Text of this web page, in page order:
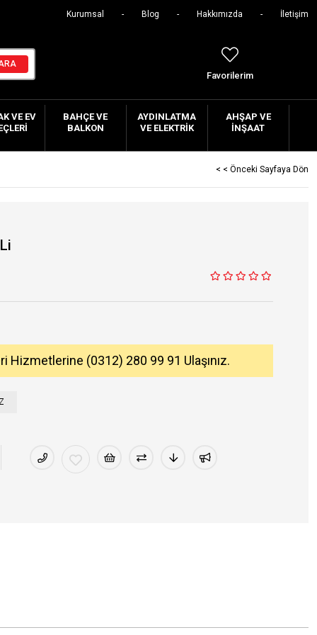
Kurumsal Blog Hakkımızda İletişim
Favorilerim
VE EV
BAHÇE VE
BALKON
AYDINLATMA
VE ELEKTRIK
AHŞAP VE
İNŞAAT
< < Önceki Sayfaya Dön
Hizmetlerine (0312) 280 99 91 Ulaşınız.